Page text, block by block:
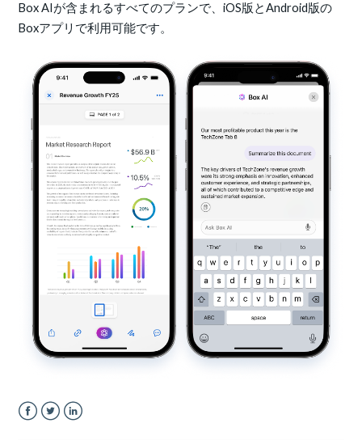
Box AIが含まれるすべてのプランで、iOS版とAndroid版の
Boxアプリで利用可能です。